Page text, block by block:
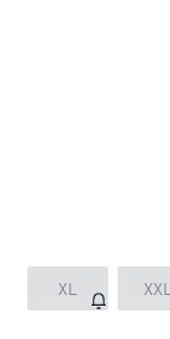
XL